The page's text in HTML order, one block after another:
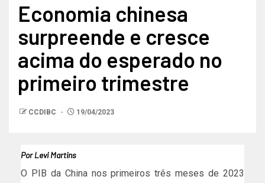
Economia chinesa
surpreende e cresce
acima do esperado no
primeiro trimestre
CCDIBC 19/04/2023
Por Levi Martins
O PIB da China nos primeiros três meses de 2023